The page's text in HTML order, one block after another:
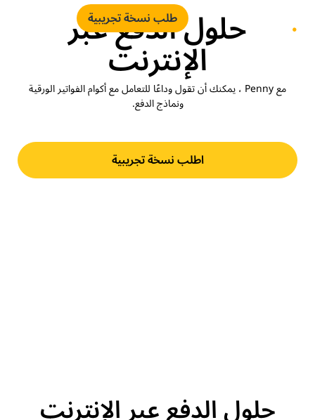
طلب نسخة تجريبية
حلول الدفع عبر
الإنترنت
مع Penny ، يمكنك أن تقول وداعًا للتعامل مع أكوام الفواتير الورقية
ونماذج الدفع.
اطلب نسخة تجريبية